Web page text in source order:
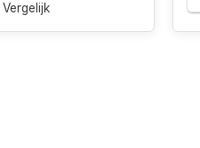
Vergelijk